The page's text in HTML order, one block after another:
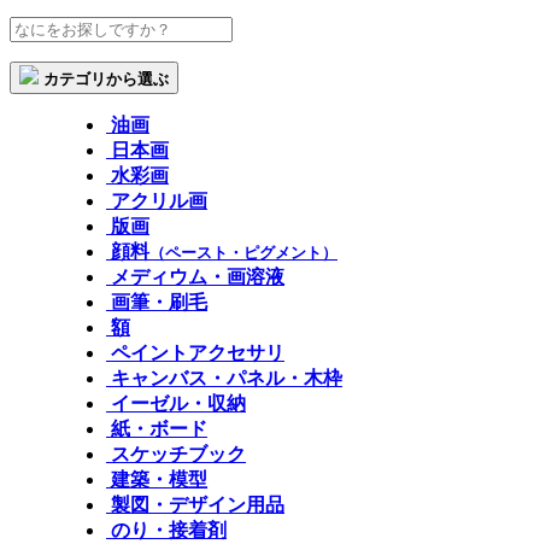
カテゴリから選ぶ
油画
日本画
水彩画
アクリル画
版画
顔料（ペースト・ピグメント）
メディウム・画溶液
画筆・刷毛
額
ペイントアクセサリ
キャンバス・パネル・木枠
イーゼル・収納
紙・ボード
スケッチブック
建築・模型
製図・デザイン用品
のり・接着剤